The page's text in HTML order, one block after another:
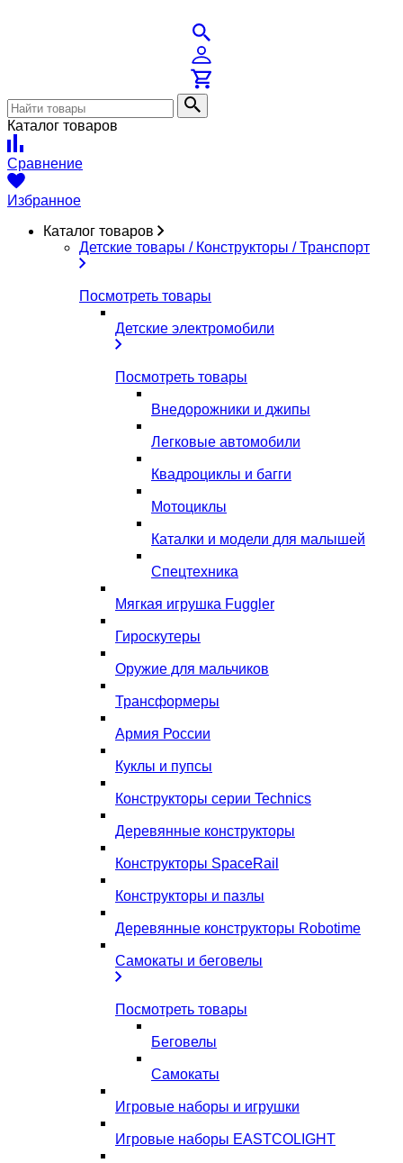
Каталог товаров
Сравнение
Избранное
Каталог товаров
Детские товары / Конструкторы / Транспорт
Посмотреть товары
Детские электромобили
Посмотреть товары
Внедорожники и джипы
Легковые автомобили
Квадроциклы и багги
Мотоциклы
Каталки и модели для малышей
Спецтехника
Мягкая игрушка Fuggler
Гироскутеры
Оружие для мальчиков
Трансформеры
Армия России
Куклы и пупсы
Конструкторы серии Technics
Деревянные конструкторы
Конструкторы SpaceRail
Конструкторы и пазлы
Деревянные конструкторы Robotime
Самокаты и беговелы
Посмотреть товары
Беговелы
Самокаты
Игровые наборы и игрушки
Игровые наборы EASTCOLIGHT